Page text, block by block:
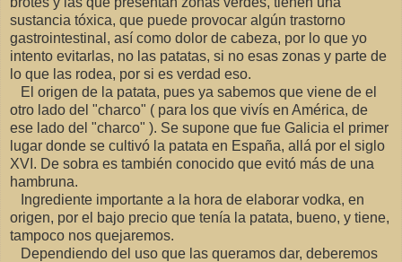
sustancia tóxica, que puede provocar algún trastorno
gastrointestinal, así como dolor de cabeza, por lo que yo
intento evitarlas, no las patatas, si no esas zonas y parte de
lo que las rodea, por si es verdad eso.
El origen de la patata, pues ya sabemos que viene de el
otro lado del "charco" ( para los que vivís en América, de
ese lado del "charco" ). Se supone que fue Galicia el primer
lugar donde se cultivó la patata en España, allá por el siglo
XVI. De sobra es también conocido que evitó más de una
hambruna.
Ingrediente importante a la hora de elaborar vodka, en
origen, por el bajo precio que tenía la patata, bueno, y tiene,
tampoco nos quejaremos.
Dependiendo del uso que las queramos dar, deberemos